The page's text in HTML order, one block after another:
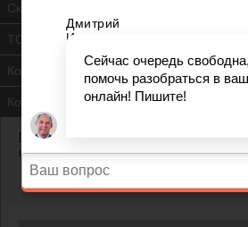
Скачать ЖК РФ
ТСЖ
Контакты
Консультация юриста
Главная
капитала